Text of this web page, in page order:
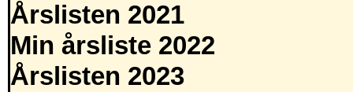
Årslisten 2021
Min årsliste 2022
Årslisten 2023